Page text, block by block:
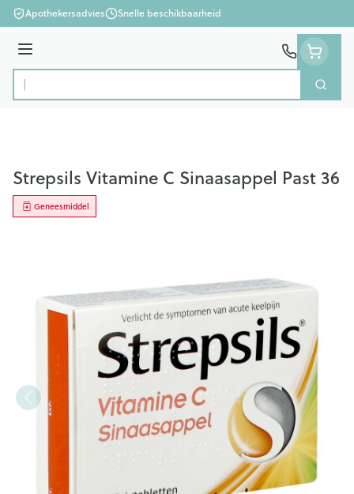
Ga naar de inhoud
Apothekersadvies Snelle beschikbaarheid
Menu
Product, merk, categorie...
Zoek
Strepsils Vitamine C Sinaasappel Past 36
Geneesmiddel